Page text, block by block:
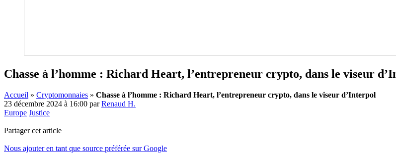
Chasse à l’homme : Richard Heart, l’entrepreneur crypto, dans le viseur
Accueil » Cryptomonnaies » Chasse à l’homme : Richard Heart, l’entrepreneur crypto, dans le viseur d’Interpol
23 décembre 2024 à 16:00 parRenaud H.
Europe Justice
Partager cet article
Nous ajouter en tant que source préférée sur Google